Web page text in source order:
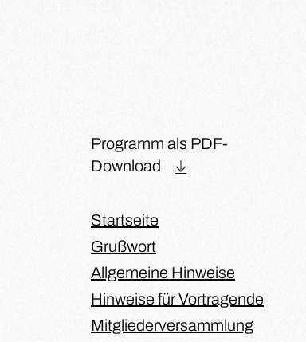
Programm als PDF-
Download
Startseite
Grußwort
Allgemeine Hinweise
Hinweise für Vortragende
Mitgliederversammlung